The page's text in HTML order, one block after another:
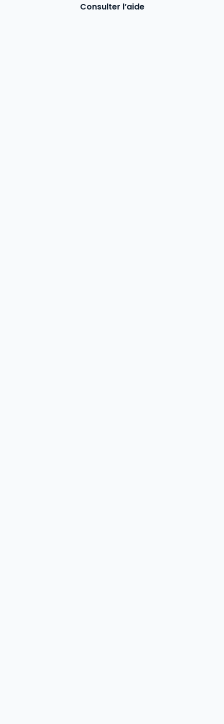
Consulter l’aide